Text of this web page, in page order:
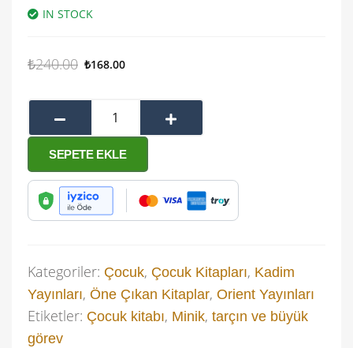
IN STOCK
₺240.00 ₺168.00
SEPETE EKLE
Kategoriler: Çocuk, Çocuk Kitapları, Kadim
Yayınları, Öne Çıkan Kitaplar, Orient Yayınları
Etiketler: Çocuk kitabı, Minik, tarçın ve büyük
görev